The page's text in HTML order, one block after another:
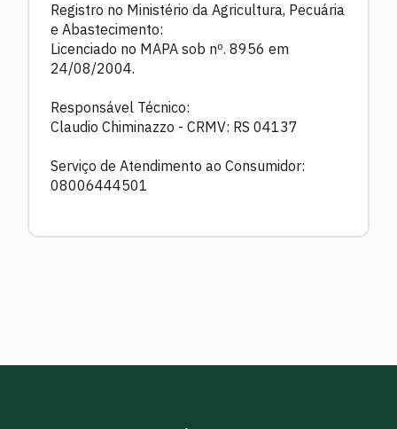
Registro no Ministério da Agricultura, Pecuária
e Abastecimento:
Licenciado no MAPA sob nº. 8956 em
24/08/2004.
Responsável Técnico:
Claudio Chiminazzo - CRMV: RS 04137
Serviço de Atendimento ao Consumidor:
08006444501